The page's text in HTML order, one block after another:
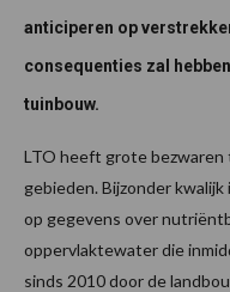
anticiperen op
consequenties zal
tuinbouw.
LTO heeft grote bezwaren
gebieden. Bijzonder
op gegevens over
oppervlaktewater die
sinds 2010 door de